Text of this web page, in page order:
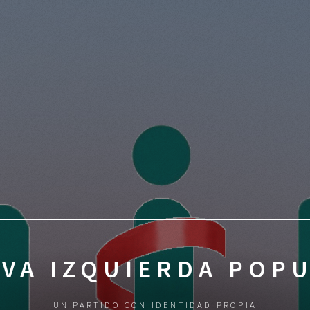
IZQUIERDA
UN PARTIDO CON IDENTIDAD PROPIA